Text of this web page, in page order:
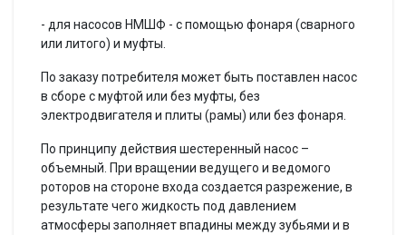
- для насосов НМШФ - с помощью фонаря (сварного
или литого) и муфты.
По заказу потребителя может быть поставлен насос
в сборе с муфтой или без муфты, без
электродвигателя и плиты (рамы) или без фонаря.
По принципу действия шестеренный насос –
объемный. При вращении ведущего и ведомого
роторов на стороне входа создается разрежение, в
результате чего жидкость под давлением
атмосферы заполняет впадины между зубьями и в